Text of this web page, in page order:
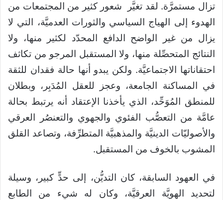
تزال مستمرَّة. لقد تغيَّر شعور كثير من المجتمعات من
الهدوء إلى الهياج السياسي والثورات العدميَّة، التي لا
يزال من غير الواضح الدافع المحدّد لكثير منها، ولا
النتائج المتحصِّلة منها، ولا المستقبل المرجو من تكاثف
احتقاناتها الاجتماعيَّة. ولكن يبدو أنها حالة فقدان للثقة
في المساكنة الجامعة، وعجز للعقل المُدَبِر، وبطلان
للمنطق المُوَحِّد، الذي يأخذنا الإعتقاد أنه يرتبط بحالة
عامَّة من التعصُّب الفئوي والجهوي والتعنصُر العرقي
والأصوليّات الدينيَّة والمذهبيَّة المتطرِّفة، وتصاعد القلق
المشوب بالخوف من المستقبل.
في العهود السابقة، كان التديُّن، إلى حدٍّ كبير، وسيلة
لتحديد الهويَّة العرقيَّة، وكان له شيء من الطابع